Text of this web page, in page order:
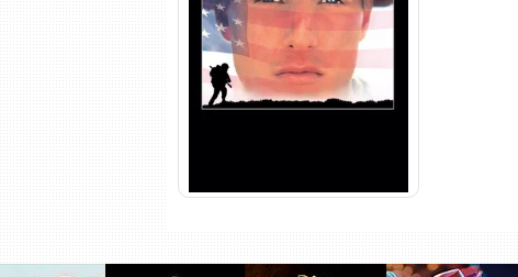
Nascido em 4 de Julho
Torrent (1989) WEB-DL 1080p
Dual Áudio